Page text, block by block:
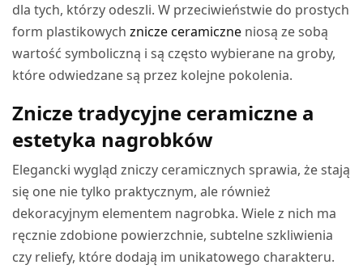
dla tych, którzy odeszli. W przeciwieństwie do prostych
form plastikowychznicze ceramiczne niosą ze sobą
wartość symboliczną i są często wybierane na groby,
które odwiedzane są przez kolejne pokolenia.
Znicze tradycyjne ceramiczne a
estetyka nagrobków
Elegancki wygląd zniczy ceramicznych sprawia, że stają
się one nie tylko praktycznym, ale również
dekoracyjnym elementem nagrobka. Wiele z nich ma
ręcznie zdobione powierzchnie, subtelne szkliwienia
czy reliefy, które dodają im unikatowego charakteru.